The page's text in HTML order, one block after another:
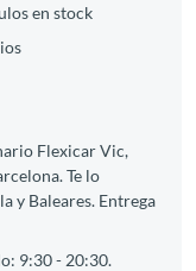
en stock
Flexicar Vic,
Te lo
y Baleares. Entrega
9:30 - 20:30.